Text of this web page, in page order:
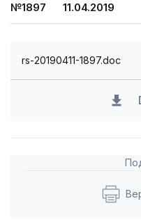
№1897 11.04.2019
rs-20190411-1897.doc